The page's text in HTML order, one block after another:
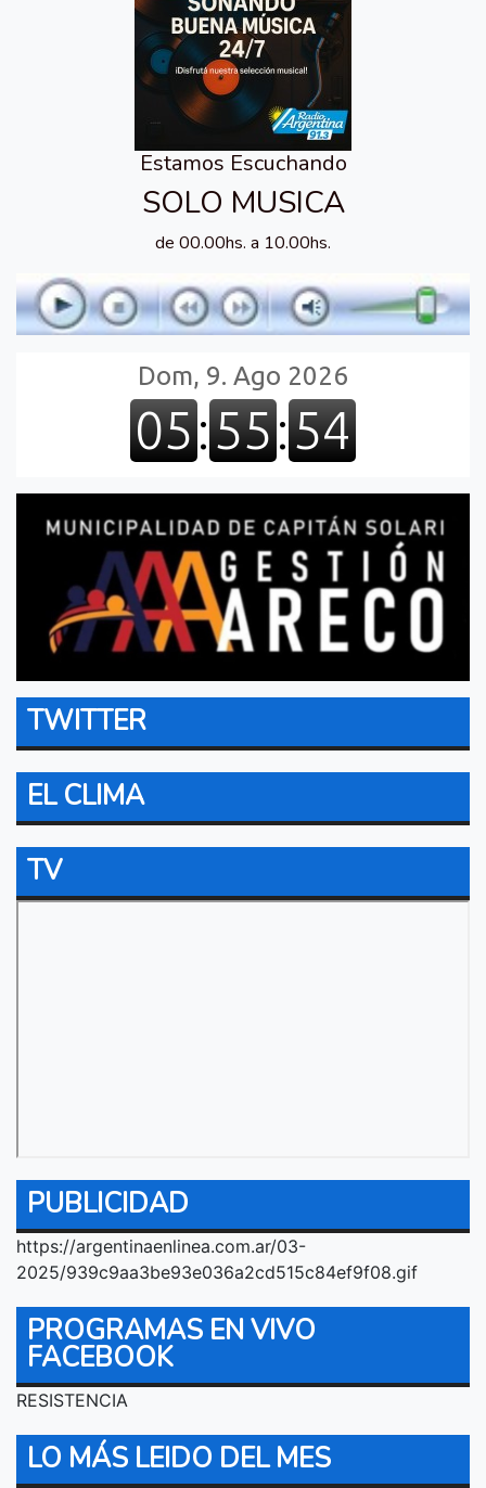
Estamos Escuchando
SOLO MUSICA
de 00.00hs. a 10.00hs.
TWITTER
EL CLIMA
TV
PUBLICIDAD
https://argentinaenlinea.com.ar/03-
2025/939c9aa3be93e036a2cd515c84ef9f08.gif
PROGRAMAS EN VIVO
FACEBOOK
RESISTENCIA
LO MÁS LEIDO DEL MES